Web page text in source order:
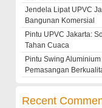
Jendela Lipat UPVC
Bangunan Komersial
Pintu UPVC Jakarta:
Tahan Cuaca
Pintu Swing
Pemasangan
Recent